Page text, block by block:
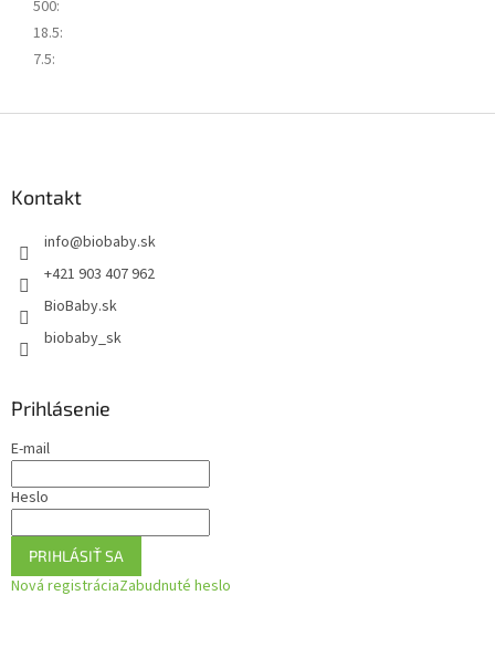
500:
18.5:
7.5:
Kontakt
info@biobaby.sk
+421 903 407 962
BioBaby.sk
biobaby_sk
Prihlásenie
E-mail
Heslo
PRIHLÁSIŤ SA
Nová registráciaZabudnuté heslo